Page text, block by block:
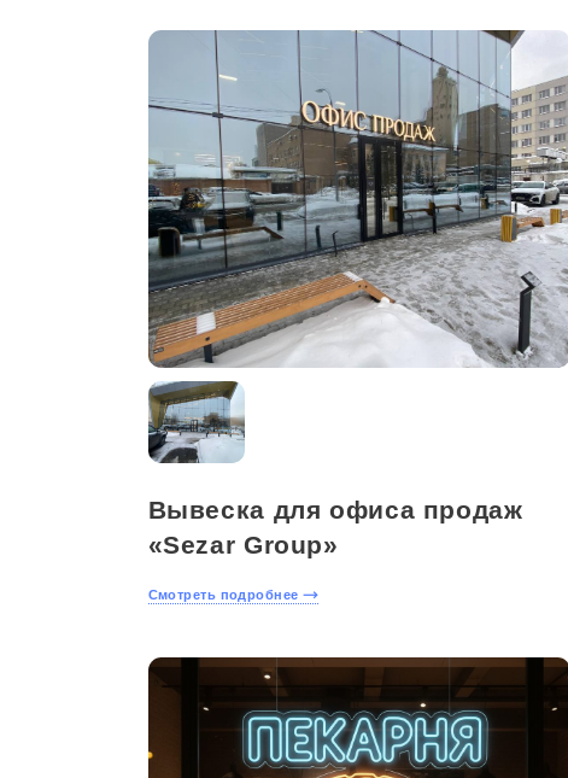
Вывеска для офиса продаж
«Sezar Group»
Смотреть подробнее